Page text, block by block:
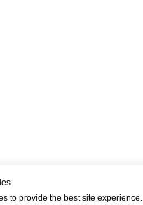
to provide the best site experience.